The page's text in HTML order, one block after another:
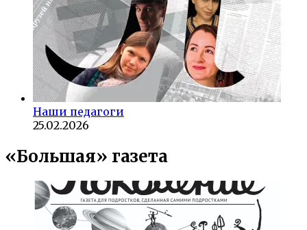
Наши педагоги
25.02.2026
«Большая» газета